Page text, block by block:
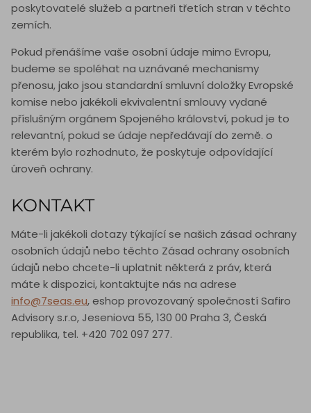
poskytovatelé služeb a partneři třetích stran v těchto
zemích.
Pokud přenášíme vaše osobní údaje mimo Evropu,
budeme se spoléhat na uznávané mechanismy
přenosu, jako jsou standardní smluvní doložky Evropské
komise nebo jakékoli ekvivalentní smlouvy vydané
příslušným orgánem Spojeného království, pokud je to
relevantní, pokud se údaje nepředávají do země. o
kterém bylo rozhodnuto, že poskytuje odpovídající
úroveň ochrany.
KONTAKT
Máte-li jakékoli dotazy týkající se našich zásad ochrany
osobních údajů nebo těchto Zásad ochrany osobních
údajů nebo chcete-li uplatnit některá z práv, která
máte k dispozici, kontaktujte nás na adrese
info@7seas.eu, eshop provozovaný společností Safiro
Advisory s.r.o, Jeseniova 55, 130 00 Praha 3, Česká
republika, tel. +420 702 097 277.